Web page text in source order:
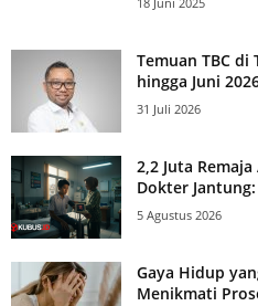
Temuan TBC di
hingga Juni
31 Juli 2026
2,2 Juta
Dokter
5 Agustus 2026
Gaya Hidup
Menikmati